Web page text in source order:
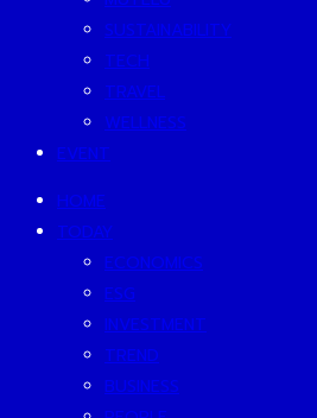
SUSTAINABILITY
TECH
TRAVEL
WELLNESS
EVENT
HOME
TODAY
ECONOMICS
ESG
INVESTMENT
TREND
BUSINESS